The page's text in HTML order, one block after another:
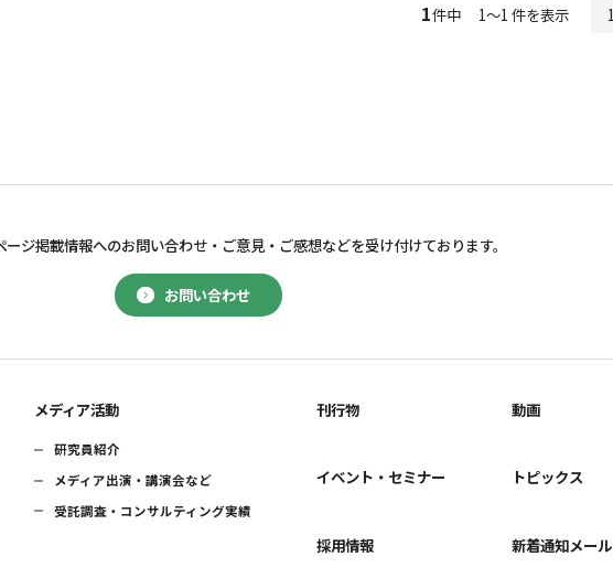
1件中 1～1 件を表示
お問い合わせ
ージ掲載情報へのお問い合わせ・ ご意見・ご感想などを受け付けております。
メディア活動
研究員紹介
メディア出演・講演会など
受託調査・コンサルティング実績
刊行物
イベント・セミナー
採用情報
動画
トピックス
新着通知メール